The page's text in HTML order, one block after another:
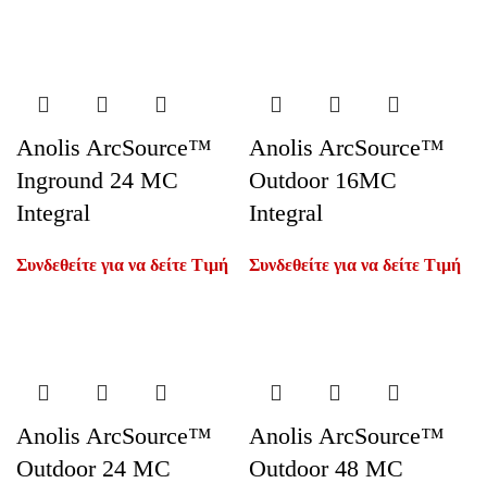
Anolis ArcSource™
Inground 24 MC
Integral
Συνδεθείτε για να δείτε Τιμή
Anolis ArcSource™
Outdoor 16MC
Integral
Συνδεθείτε για να δείτε Τιμή
Anolis ArcSource™
Outdoor 24 MC
Anolis ArcSource™
Outdoor 48 MC